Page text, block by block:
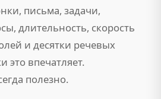
письма, задачи,
длительность, скорость
и десятки речевых
это впечатляет.
полезно.